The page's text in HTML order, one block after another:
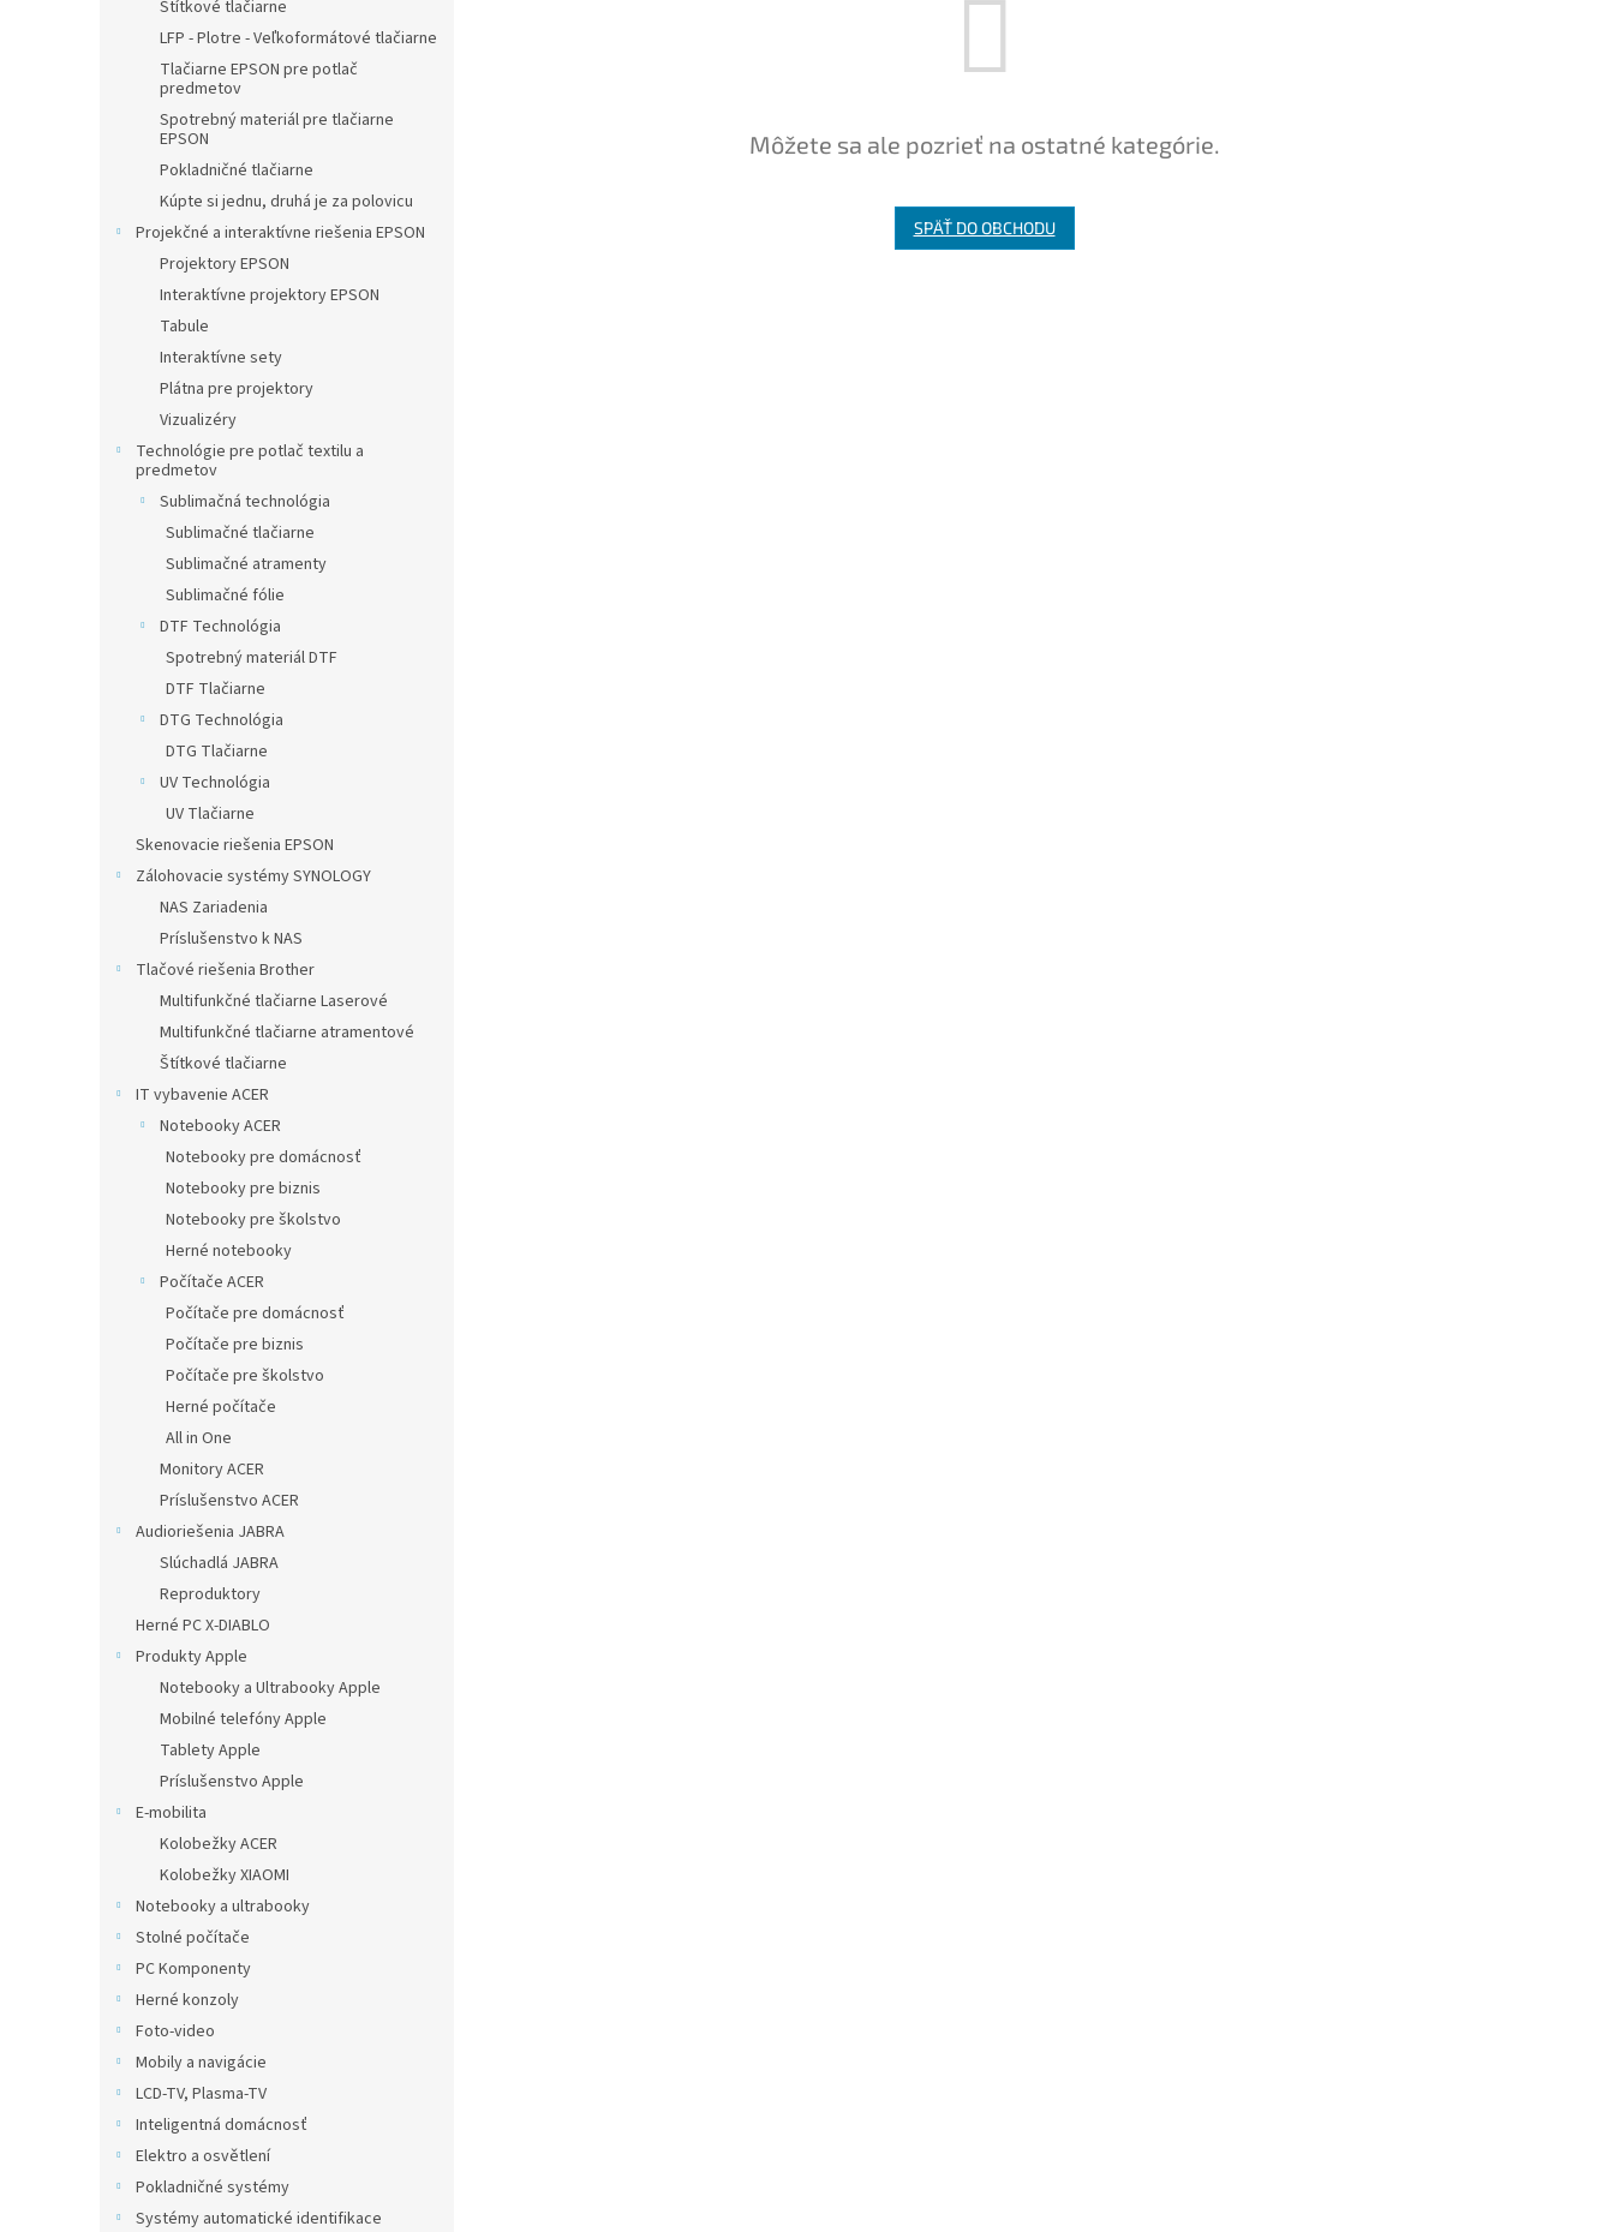
Štítkové tlačiarne
LFP - Plotre - Veľkoformátové tlačiarne
Tlačiarne EPSON pre potlač
predmetov
Spotrebný materiál pre tlačiarne
EPSON
Pokladničné tlačiarne
Kúpte si jednu, druhá je za polovicu
Projekčné a interaktívne riešenia EPSON
Projektory EPSON
Interaktívne projektory EPSON
Tabule
Interaktívne sety
Plátna pre projektory
Vizualizéry
Technológie pre potlač textilu a
predmetov
Sublimačná technológia
Sublimačné tlačiarne
Sublimačné atramenty
Sublimačné fólie
DTF Technológia
Spotrebný materiál DTF
DTF Tlačiarne
DTG Technológia
DTG Tlačiarne
UV Technológia
UV Tlačiarne
Skenovacie riešenia EPSON
Zálohovacie systémy SYNOLOGY
NAS Zariadenia
Príslušenstvo k NAS
Tlačové riešenia Brother
Multifunkčné tlačiarne Laserové
Multifunkčné tlačiarne atramentové
Štítkové tlačiarne
IT vybavenie ACER
Notebooky ACER
Notebooky pre domácnosť
Notebooky pre biznis
Notebooky pre školstvo
Herné notebooky
Počítače ACER
Počítače pre domácnosť
Počítače pre biznis
Počítače pre školstvo
Herné počítače
All in One
Monitory ACER
Príslušenstvo ACER
Audioriešenia JABRA
Slúchadlá JABRA
Reproduktory
Herné PC X-DIABLO
Produkty Apple
Notebooky a Ultrabooky Apple
Mobilné telefóny Apple
Tablety Apple
Príslušenstvo Apple
E-mobilita
Kolobežky ACER
Kolobežky XIAOMI
Notebooky a ultrabooky
Stolné počítače
PC Komponenty
Herné konzoly
Foto-video
Mobily a navigácie
LCD-TV, Plasma-TV
Inteligentná domácnosť
Elektro a osvětlení
Pokladničné systémy
Systémy automatické identifikace
Môžete sa ale pozrieť na ostatné kategórie.
SPÄŤ DO OBCHODU